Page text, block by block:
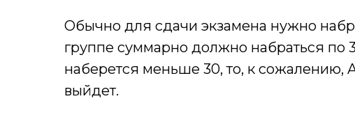
Обычно для сдачи экзамена нужно
группе суммарно должно набраться по
наберется меньше 30, то, к сожалению,
выйдет.